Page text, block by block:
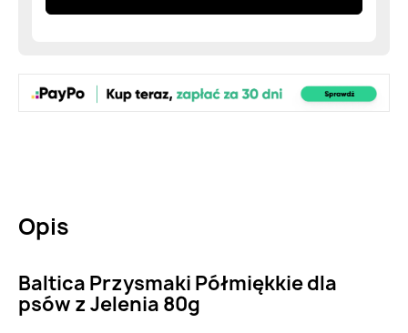
Opis
Baltica Przysmaki Półmiękkie dla
psów z Jelenia 80g